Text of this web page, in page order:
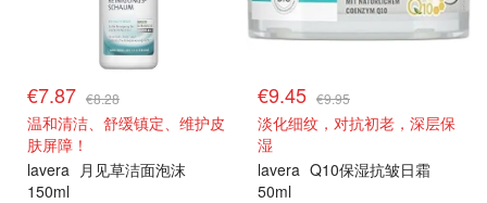
€7.87 €8.28
温和清洁、舒缓镇定、维护皮
肤屏障！
lavera 月见草洁面泡沫
150ml
€9.45 €9.95
淡化细纹，对抗初老，深层保
湿
lavera Q10保湿抗皱日霜
50ml